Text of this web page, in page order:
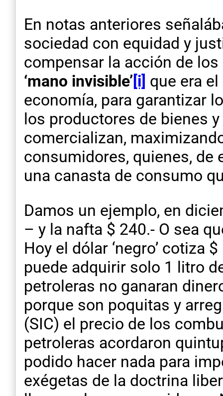
En notas anteriores
sociedad con equidad y
compensar la acción de
‘mano invisible’[i] que era
economía, para garantizar
los productores de bienes
comercializan,
consumidores, quienes, de
una canasta de consumo
Damos un ejemplo, en
– y la nafta $ 240.- O sea
Hoy el dólar ‘negro’ cotiza
puede adquirir solo 1 litro
petroleras no ganaran
porque son poquitas y
(SIC) el precio de los
petroleras acordaron
podido hacer nada para
exégetas de la doctrina